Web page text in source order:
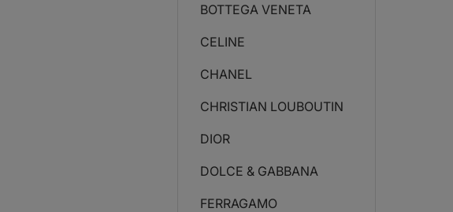
BOTTEGA VENETA
CELINE
CHANEL
CHRISTIAN LOUBOUTIN
DIOR
DOLCE & GABBANA
FERRAGAMO